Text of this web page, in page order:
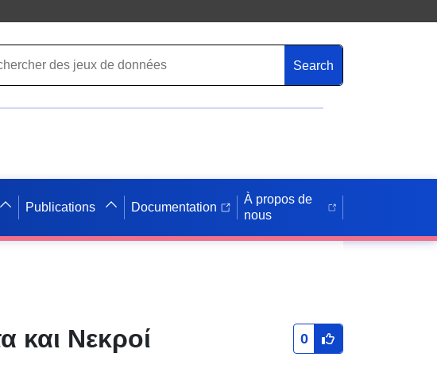
Search
Publications Documentation
À propos de
nous
και Νεκροί
0